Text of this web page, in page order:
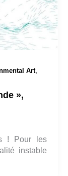
Art,
»,
! Pour les
instable